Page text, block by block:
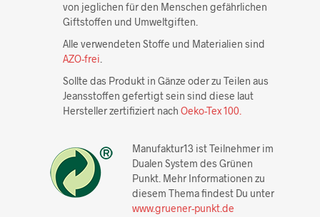
von jeglichen für den Menschen gefährlichen
Giftstoffen und Umweltgiften.
Alle verwendeten Stoffe und Materialien sind
AZO-frei
Sollte das Produkt in Gänze oder zu Teilen aus
Jeansstoffen gefertigt sein sind diese laut
Hersteller zertifiziert nach Oeko-Tex 100.
Manufaktur13 ist Teilnehmer im
Dualen System des Grünen
Punkt. Mehr Informationen zu
diesem Thema findest Du unter
www.gruener-punkt.de